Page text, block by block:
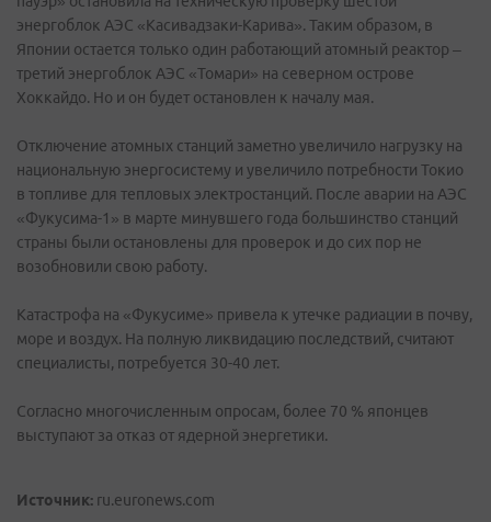
энергоблок АЭС «Касивадзаки-Карива». Таким образом, в
Японии остается только один работающий атомный реактор –
третий энергоблок АЭС «Томари» на северном острове
Хоккайдо. Но и он будет остановлен к началу мая.
Отключение атомных станций заметно увеличило нагрузку на
национальную энергосистему и увеличило потребности Токио
в топливе для тепловых электростанций. После аварии на АЭС
«Фукусима-1» в марте минувшего года большинство станций
страны были остановлены для проверок и до сих пор не
возобновили свою работу.
Катастрофа на «Фукусиме» привела к утечке радиации в почву,
море и воздух. На полную ликвидацию последствий, считают
специалисты, потребуется 30-40 лет.
Согласно многочисленным опросам, более 70 % японцев
выступают за отказ от ядерной энергетики.
Источник: ru.euronews.com